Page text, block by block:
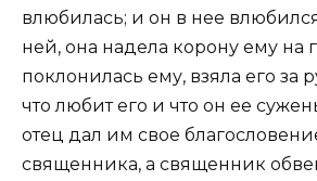
влюбилась; и он в нее
ней, она надела корону ему на
поклонилась ему, взяла его за
что любит его и что он ее
отец дал им свое
священника, а священник